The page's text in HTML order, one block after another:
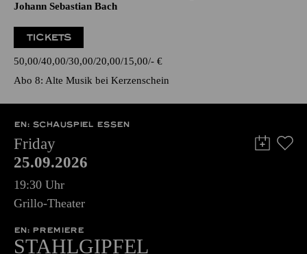
Johann Sebastian Bach
TICKETS
50,00 40,00 30,00 20,00 15,00 - €
Abo 8: Alte Musik bei Kerzenschein
EN: SCHAUSPIEL ESSEN
Friday
25.09.2026
19:30 Uhr
Grillo-Theater
EN: PREMIERE
STAHLGIPFEL